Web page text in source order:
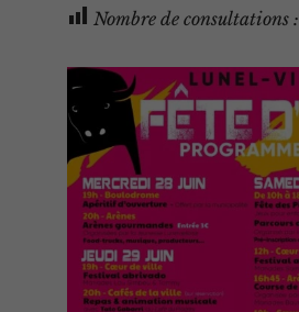
Nombre de consultations :